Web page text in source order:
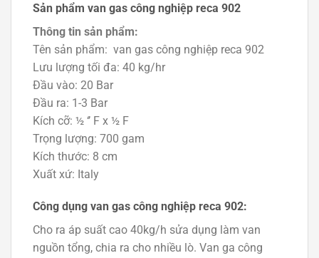
Sản phẩm van gas công nghiệp reca 902
Thông tin sản phẩm:
Tên sản phẩm: van gas công nghiệp reca 902
Lưu lượng tối đa: 40 kg/hr
Đầu vào: 20 Bar
Đầu ra: 1-3 Bar
Kích cỡ: ½ ‘’ F x ½ F
Trọng lượng: 700 gam
Kích thước: 8 cm
Xuất xứ: Italy
Công dụng van gas công nghiệp reca 902:
Cho ra áp suất cao 40kg/h sửa dụng làm van
nguồn tổng, chia ra cho nhiều lò. Van ga công